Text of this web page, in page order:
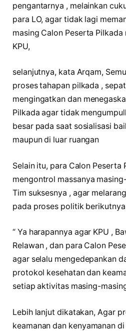
pengantarnya , melainkan
para LO, agar tidak lagi
masing Calon Peserta
KPU,
selanjutnya, kata Arqam,
proses tahapan pilkada ,
mengingatkan dan
Pilkada agar tidak
besar pada saat sosialisasi
maupun di luar ruangan
Selain itu, para Calon Peserta
mengontrol massanya
Tim suksesnya , agar
pada proses politik berikutnya
“ Ya harapannya agar KPU ,
Relawan , dan para Calon
agar selalu mengedepankan
protokol kesehatan dan
setiap aktivitas masing-
Lebih lanjut dikatakan, Agar
keamanan dan kenyamanan